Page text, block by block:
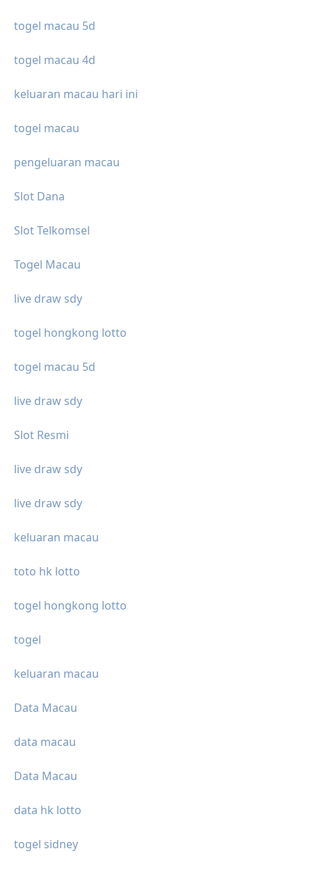
togel macau 5d
togel macau 4d
keluaran macau hari ini
togel macau
pengeluaran macau
Slot Dana
Slot Telkomsel
Togel Macau
live draw sdy
togel hongkong lotto
togel macau 5d
live draw sdy
Slot Resmi
live draw sdy
live draw sdy
keluaran macau
toto hk lotto
togel hongkong lotto
togel
keluaran macau
Data Macau
data macau
Data Macau
data hk lotto
togel sidney